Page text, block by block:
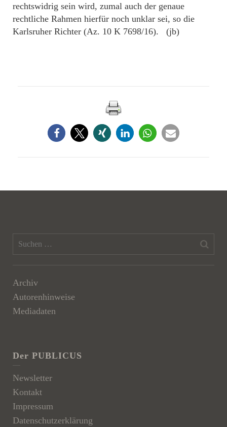
rechtswidrig sein wird, zumal auch der genaue
rechtliche Rahmen hierfür noch unklar sei, so die
Karlsruher Richter (Az. 10 K 7698/16). (jb)
Archiv
Autorenhinweise
Mediadaten
Der PUBLICUS
Newsletter
Kontakt
Impressum
Datenschutzerklärung